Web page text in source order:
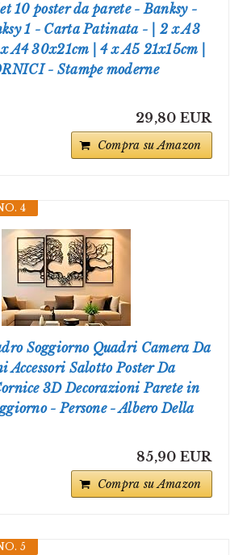
10 poster da parete - Banksy -
1 - Carta Patinata - | 2 x A3
A4 30x21cm | 4 x A5 21x15cm |
- Stampe moderne
29,80 EUR
Compra su Amazon
4
Soggiorno Quadri Camera Da
Accessori Salotto Poster Da
3D Decorazioni Parete in
- Persone - Albero Della
85,90 EUR
Compra su Amazon
5